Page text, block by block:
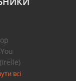
всі